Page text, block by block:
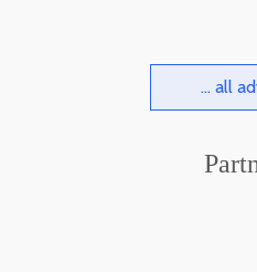
... all